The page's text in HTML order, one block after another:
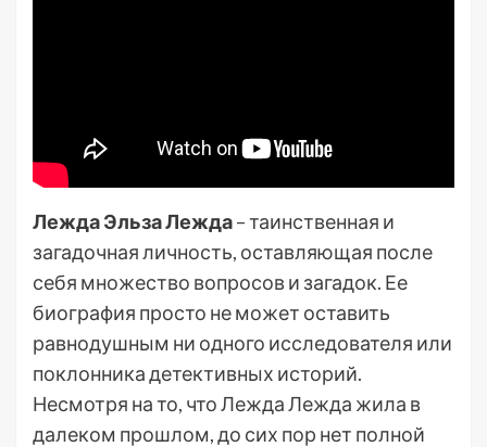
Лежда Эльза Лежда– таинственная и
загадочная личность, оставляющая после
себя множество вопросов и загадок. Ее
биография просто не может оставить
равнодушным ни одного исследователя или
поклонника детективных историй.
Несмотря на то, что Лежда Лежда жила в
далеком прошлом, до сих пор нет полной